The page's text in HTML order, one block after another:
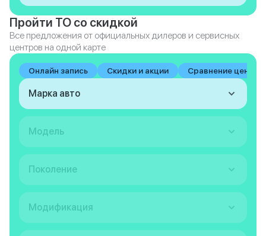
Пройти ТО со скидкой
Все предложения от официальных дилеров и сервисных
центров на одной карте
Онлайн запись Скидки и акции Сравнение цен на
Марка авто
Модель
Поколение
Модификация